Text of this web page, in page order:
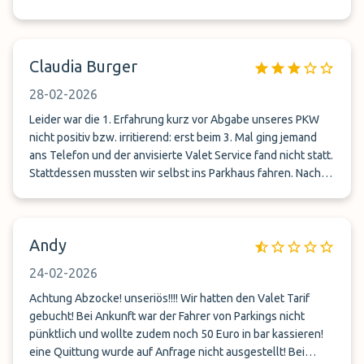
Claudia Burger
28-02-2026
Leider war die 1. Erfahrung kurz vor Abgabe unseres PKW
nicht positiv bzw. irritierend: erst beim 3. Mal ging jemand
ans Telefon und der anvisierte Valet Service fand nicht statt.
Stattdessen mussten wir selbst ins Parkhaus fahren. Nach
uns wiederum ziemlich verunsichert hat. Daraufhin haben
anzurufen um zu klären, wie wir bei der Rückkehr verfahren
sollen! Auch diesmal ging mehrfach niemand ans Telefon!
Aus dieser Unsicherheit heraus hatten wir natürlich
Bedenken, dass alles bei unserer Rückkehr klappt! Als wir
dann bei Ankunft die besagte Handynummer angerufen
Andy
24-02-2026
Achtung Abzocke! unseriös!!!! Wir hatten den Valet Tarif
gebucht! Bei Ankunft war der Fahrer von Parkings nicht
pünktlich und wollte zudem noch 50 Euro in bar kassieren!
eine Quittung wurde auf Anfrage nicht ausgestellt! Bei